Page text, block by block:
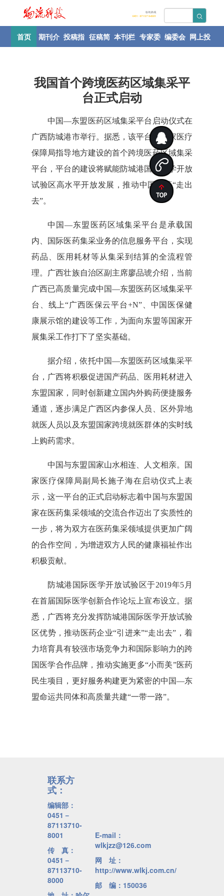
首页 期刊介 投稿指 征稿简 本刊栏 专家委 编委会 网上投
我国首个跨境医药区域集采平
台正式启动
中国—东盟医药区域集采平台启动仪式在
广西防城港市举行。据悉，该平台为国家医疗
保障局指导地方建设的首个跨境医药区域集采
平台，平台的建设将赋能防城港国际医学开放
试验区高水平开放发展，推动中国医药“走出
去”。
中国—东盟医药区域集采平台是承载国
内、国际医药集采业务的信息服务平台，实现
药品、医用耗材等从集采到结算的全流程管
理。广西壮族自治区副主席廖品琥介绍，当前
广西已高质量完成中国—东盟医药区域集采平
台、线上“广西医保云平台+N”、中国医保健
康展示馆的建设等工作，为面向东盟等国家开
展集采工作打下了坚实基础。
据介绍，依托中国—东盟医药区域集采平
台，广西将积极促进国产药品、医用耗材进入
东盟国家，同时创新建立国内外购药便捷服务
通道，逐步满足广西区内参保人员、区外异地
就医人员以及东盟国家跨境就医群体的实时线
上购药需求。
中国与东盟国家山水相连、人文相亲。国
家医疗保障局副局长施子海在启动仪式上表
示，这一平台的正式启动标志着中国与东盟国
家在医药集采领域的交流合作迈出了实质性的
一步，将为双方在医药集采领域提供更加广阔
的合作空间，为增进双方人民的健康福祉作出
积极贡献。
防城港国际医学开放试验区于2019年5月
在首届国际医学创新合作论坛上宣布设立。据
悉，广西将充分发挥防城港国际医学开放试验
区优势，推动医药企业“引进来”“走出去”，着
力培育具有较强市场竞争力和国际影响力的跨
国医学合作品牌，推动实施更多“小而美”医药
民生项目，更好服务构建更为紧密的中国—东
盟命运共同体和高质量共建“一带一路”。
联系方
式：
编辑部：
0451－
87113710-
8001
传 真：
0451－
87113710-
8000
E-mail：
wlkjzz@126.com
网 址：
http://www.wlkj.com.cn/
邮 编：150036